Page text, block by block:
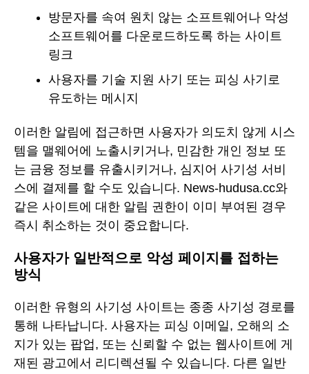
방문자를 속여 원치 않는 소프트웨어나 악성
소프트웨어를 다운로드하도록 하는 사이트
링크
사용자를 기술 지원 사기 또는 피싱 사기로
유도하는 메시지
이러한 알림에 접근하면 사용자가 의도치 않게 시스
템을 맬웨어에 노출시키거나, 민감한 개인 정보 또
는 금융 정보를 유출시키거나, 심지어 사기성 서비
스에 결제를 할 수도 있습니다. News-hudusa.cc와
같은 사이트에 대한 알림 권한이 이미 부여된 경우
즉시 취소하는 것이 중요합니다.
사용자가 일반적으로 악성 페이지를 접하는
방식
이러한 유형의 사기성 사이트는 종종 사기성 경로를
통해 나타납니다. 사용자는 피싱 이메일, 오해의 소
지가 있는 팝업, 또는 신뢰할 수 없는 웹사이트에 게
재된 광고에서 리디렉션될 수 있습니다. 다른 일반